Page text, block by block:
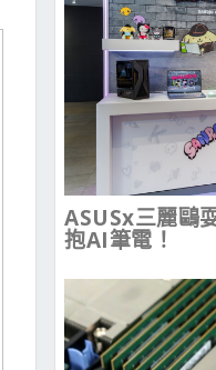
ASUSx三麗鷗
抱AI筆電！